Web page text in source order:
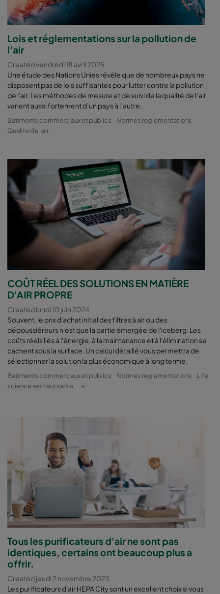
Lois et réglementations sur la pollution de
l'air
Created vendredi 18 avril 2025
Une étude des Nations Unies révèle que de nombreux pays ne
disposent pas de lois suffisantes pour lutter contre la pollution
de l'air. Les méthodes de mesure et de suivi de la qualité de l’air
varient aussi fortement d’un pays à l’autre.
Batiments commerciaux et publics
Normes reglementations
Qualite de l air
COÛT RÉEL DES SOLUTIONS EN MATIÈRE
D'AIR PROPRE
Created lundi 10 juin 2024
Souvent, le prix d'achat initial des filtres à air ou des
dépoussiéreurs n'est que la partie émergée de l'iceberg. Les
coûts réels liés à l'énergie, à la maintenance et à l'élimination se
cachent sous la surface. Un calcul détaillé vous permettra de
sélectionner la solution la plus économique à long terme.
Batiments commerciaux et publics Normes reglementations
Life
science secteur sante
+
Tous les purificateurs d'air ne sont pas
identiques, certains ont beaucoup plus a
offrir.
Created jeudi 2 novembre 2023
Les purificateurs d'air HEPA City sont un excellent choix si vous